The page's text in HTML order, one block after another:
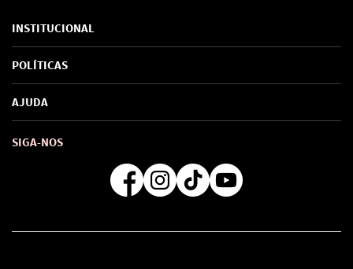
INSTITUCIONAL
Sobre Nós
Marcas
SAC de marcas
Como comprar
POLÍTICAS
Política de Privacidade
Troca e Devoluções
Formas de Pagamento
Regra de Frete Grátis
AJUDA
SIGA-NOS